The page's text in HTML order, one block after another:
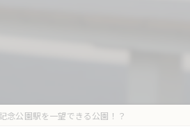
念公園駅を一望できる公園！？